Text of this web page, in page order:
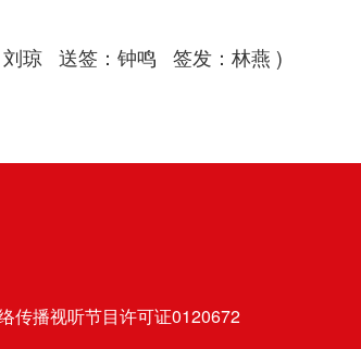
刘琼 送签：钟鸣 签发：林燕 )
传播视听节目许可证0120672